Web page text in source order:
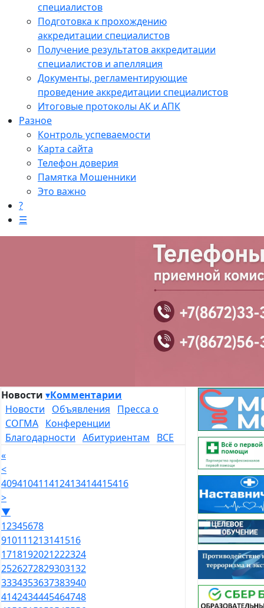
специалистов
Подготовка к прохождению
аккредитации специалистов
Получение результатов аккредитации
специалистов и апелляция
Документы, регламентирующие
проведение аккредитации специалистов
Итоговые протоколы АК и АПК
Разное
Контроль успеваемости
Карта сайта
Телефон доверия
Памятка Мошенники
Это важно
?
☰
Новости ▾Комментарии
Новости
Объявления
Пресса о
СОГМА Конференции
Благодарности Абитуриентам
ВСЕ
«
<
409410411412413414415416
>
▼
12345678
910111213141516
1718192021222324
2526272829303132
3334353637383940
4142434445464748